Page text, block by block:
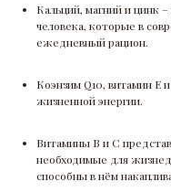
Кальций, магний и цинк
человека, которые в
ежедневный рацион.
Коэнзим Q10, витамин Е
жизненной энергии.
Витамины В и С
необходимые для
способны в нём